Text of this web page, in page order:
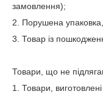
замовлення);
2. Порушена
3. Товар із
Товари, що не
1. Товари,